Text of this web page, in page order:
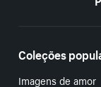
Coleções
Imagens de amor